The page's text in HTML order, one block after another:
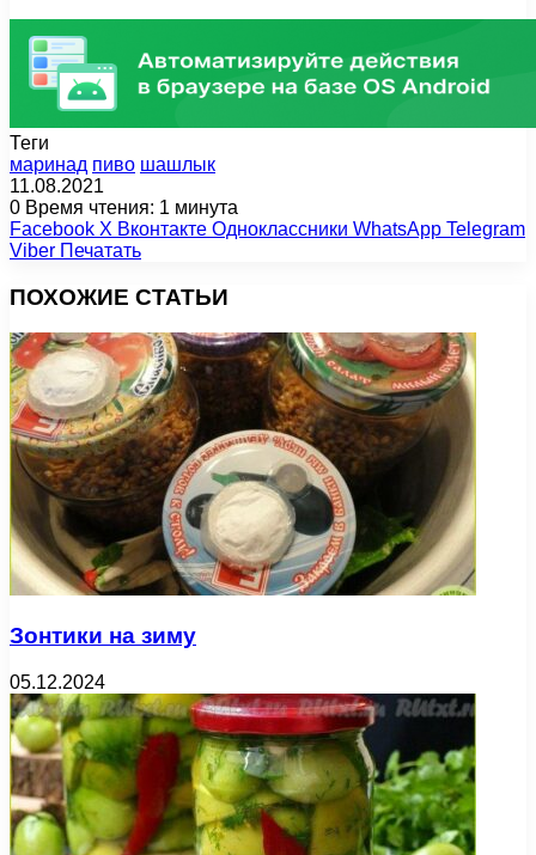
Теги
маринад пиво шашлык
11.08.2021
0 Время чтения: 1 минута
Facebook X Вконтакте Одноклассники WhatsApp Telegram
Viber Печатать
ПОХОЖИЕ СТАТЬИ
Зонтики на зиму
05.12.2024